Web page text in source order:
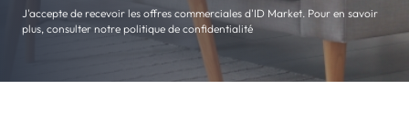
J'accepte de recevoir les offres commerciales d'ID Market. Pour en savoir
plus, consulter notre politique de confidentialité